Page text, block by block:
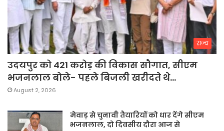
राज्य
उदयपुर को 421 करोड़ की विकास सौगात, सीएम
भजनलाल बोले- पहले बिजली खरीदते थे…
August 2, 2026
मेवाड़ से चुनावी तैयारियों को धार देंगे सीएम
भजनलाल, दो दिवसीय दौरा आज से